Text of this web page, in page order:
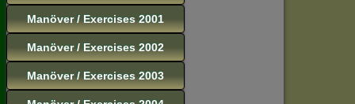
Manöver / Exercises 2001
Manöver / Exercises 2002
Manöver / Exercises 2003